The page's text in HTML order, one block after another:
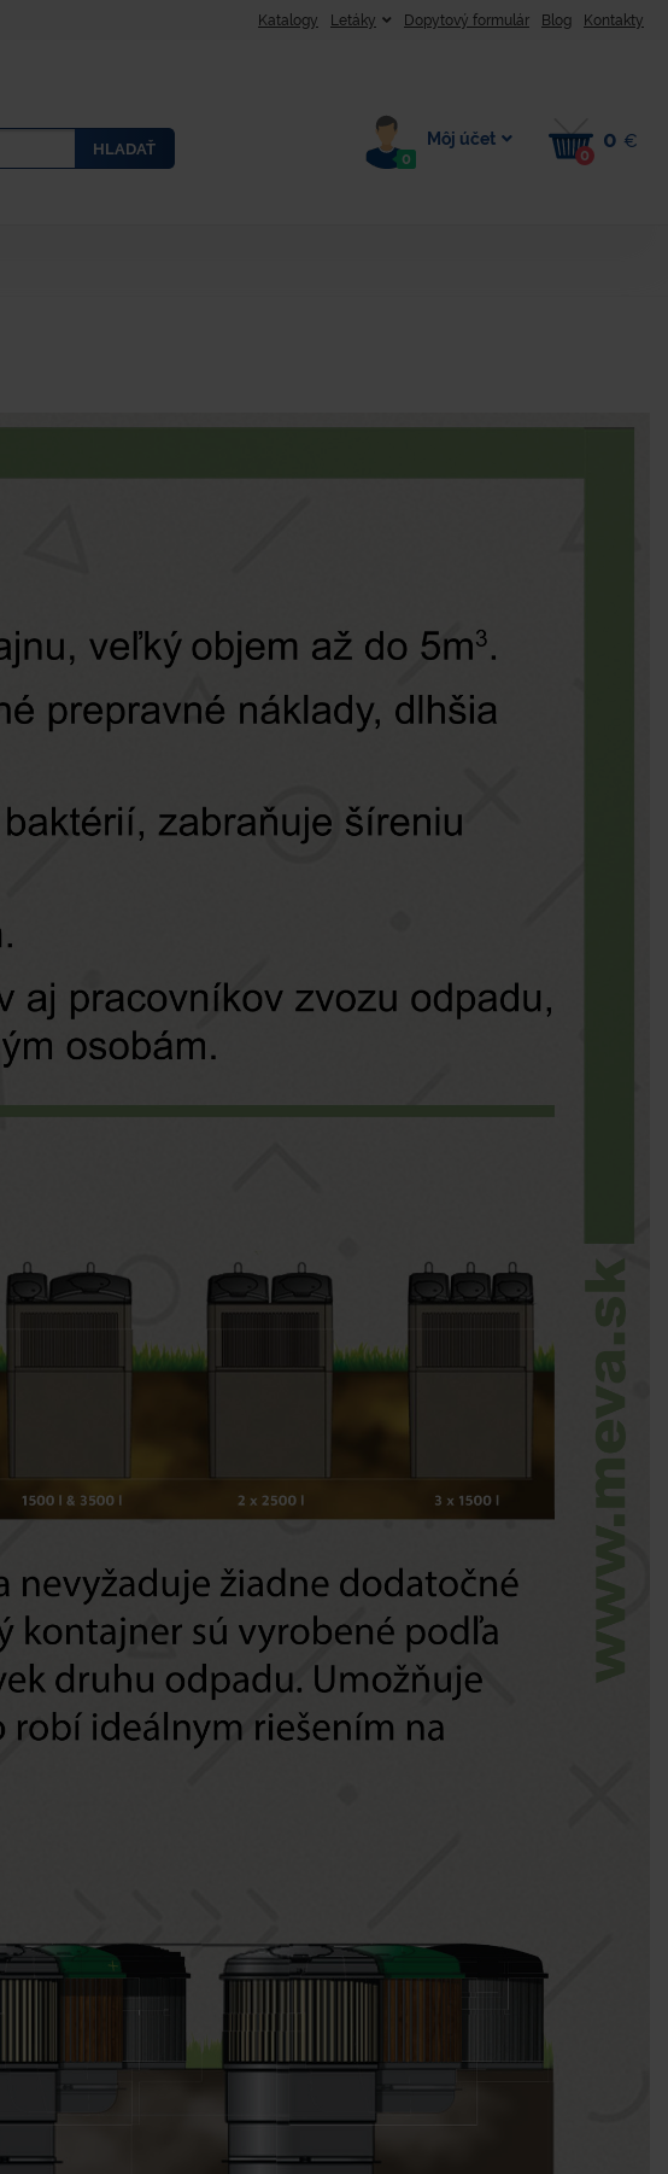
Katalogy Letáky Dopytový formulár Blog Kontakty
HLADAŤ
0
Môj účet
0
0 €